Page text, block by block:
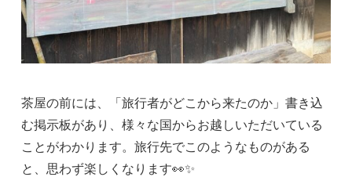
茶屋の前には、「旅行者がどこから来たのか」書き込
む掲示板があり、様々な国からお越しいただいている
ことがわかります。旅行先でこのようなものがある
と、思わず楽しくなります👀✨